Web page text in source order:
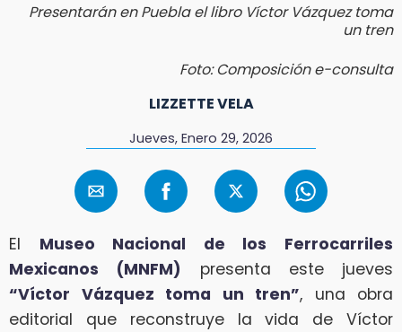
Presentarán en Puebla el libro Víctor Vázquez toma
un tren
Foto: Composición e-consulta
LIZZETTE VELA
Jueves, Enero 29, 2026
El Museo Nacional de los Ferrocarriles
Mexicanos (MNFM) presenta este jueves
“Víctor Vázquez toma un tren”, una obra
editorial que reconstruye la vida de Víctor